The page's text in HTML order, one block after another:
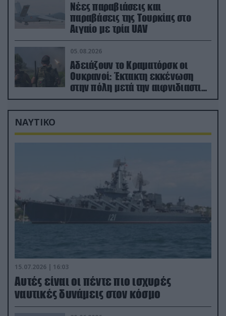
Νέες παραβιάσεις και
παραβάσεις της Τουρκίας στο
Αιγαίο με τρία UAV
05.08.2026
Αδειάζουν το Κραματόρσκ οι
Ουκρανοί: Έκτακτη εκκένωση
στην πόλη μετά την αιφνιδιαστική
προώθηση των Ρώσων (βίντεο)
ΝΑΥΤΙΚΟ
15.07.2026 | 16:03
Aυτές είναι οι πέντε πιο ισχυρές
ναυτικές δυνάμεις στον κόσμο